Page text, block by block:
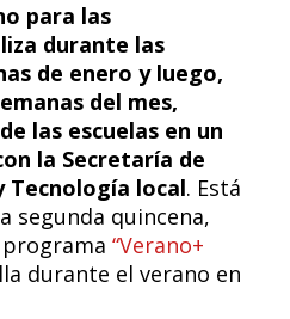
para las
durante las
de enero y luego,
del mes,
las escuelas en un
la Secretaría de
Tecnología local. Está
segunda quincena,
“Verano+
durante el verano en